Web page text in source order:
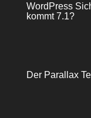
WordPress
kommt 7.1?
Der Parallax